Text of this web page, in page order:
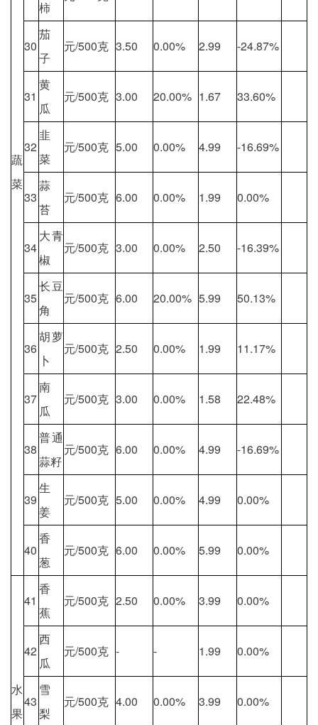
蔬
菜
柿
30
茄
子
元/500克 3.50 0.00% 2.99 -24.87%
31
黄
瓜
元/500克 3.00 20.00% 1.67 33.60%
32
韭
菜
元/500克 5.00 0.00% 4.99 -16.69%
33
蒜
苔
元/500克 6.00 0.00% 1.99 0.00%
34
大青
椒
元/500克 3.00 0.00% 2.50 -16.39%
35
长豆
角
元/500克 6.00 20.00% 5.99 50.13%
36
胡萝
卜
元/500克 2.50 0.00% 1.99 11.17%
37
南
瓜
元/500克 3.00 0.00% 1.58 22.48%
38
普通
蒜籽
元/500克 6.00 0.00% 4.99 -16.69%
39
生
姜
元/500克 5.00 0.00% 4.99 0.00%
40
香
葱
元/500克 6.00 0.00% 5.99 0.00%
水
果
41
香
蕉
元/500克 2.50 0.00% 3.99 0.00%
42
西
瓜
元/500克 - - 1.99 0.00%
43
雪
梨
元/500克 4.00 0.00% 3.99 0.00%